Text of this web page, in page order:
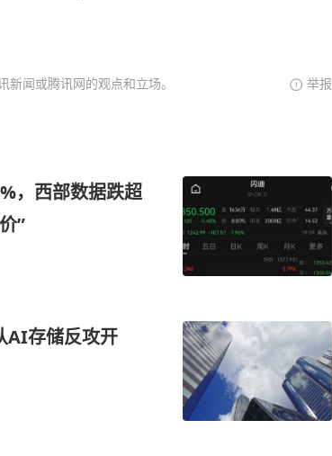
闻或腾讯网的观点和立场。 举报
，西部数据跌超
”
AI存储反攻开